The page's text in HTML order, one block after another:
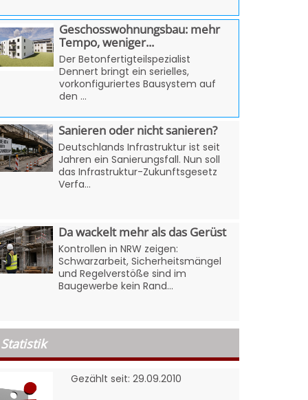
Geschosswohnungsbau: mehr
Tempo, weniger...
Der Betonfertigteilspezialist
Dennert bringt ein serielles,
vorkonfiguriertes Bausystem auf
den ...
Sanieren oder nicht sanieren?
Deutschlands Infrastruktur ist seit
Jahren ein Sanierungsfall. Nun soll
das Infrastruktur-Zukunftsgesetz
Verfa...
Da wackelt mehr als das Gerüst
Kontrollen in NRW zeigen:
Schwarzarbeit, Sicherheitsmängel
und Regelverstöße sind im
Baugewerbe kein Rand...
Statistik
Gezählt seit: 29.09.2010